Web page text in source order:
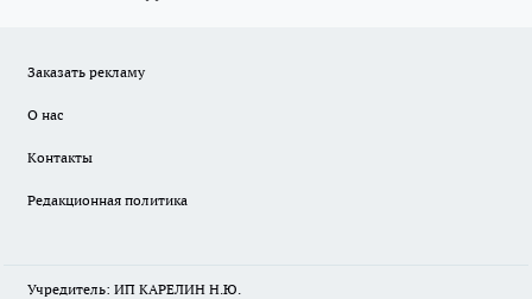
Заказать рекламу
О нас
Контакты
Редакционная политика
Учредитель: ИП КАРЕЛИН Н.Ю.